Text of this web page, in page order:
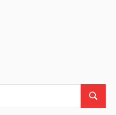
Suchen